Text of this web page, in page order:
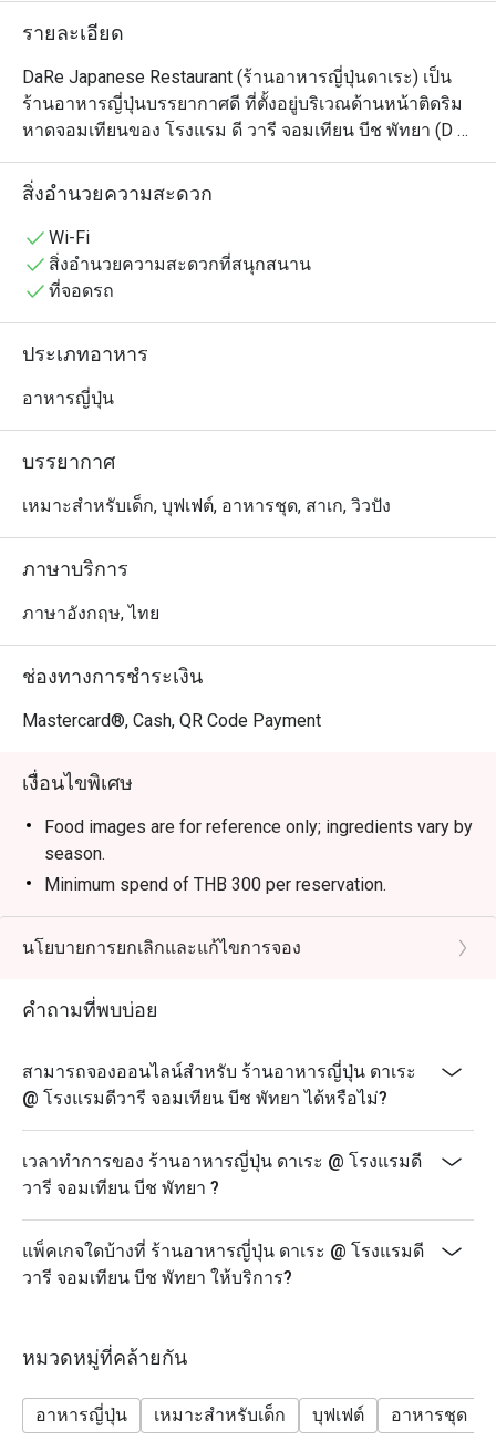
прямо во рту. Рамен тоже чудный.
Адекватные цены — можно
รายละเอียด
DaRe Japanese Restaurant (ร้านอาหารญี่ปุ่นดาเระ) เป็น
ร้านอาหารญี่ปุ่นบรรยากาศดี ที่ตั้งอยู่บริเวณด้านหน้าติดริม
หาดจอมเทียนของ โรงแรม ดี วารี จอมเทียน บีช พัทยา (D
Varee Jomtien Beach Pattaya)
ร้านนี้โดดเด่นด้วยการตกแต่งสไตล์ญี่ปุ่นแบบดั้งเดิมที่เรียบ
สามารถเพลิดเพลินกับการรับประทานอาหารไปพร้อมกับชม
วิวทะเลจอมเทียนได้อย่างสบายอารมณ์
เมนูของร้านมีความหลากหลาย เช่น:
หน้าต่างๆ ไข่ตุ๋น ซุปมิโซะ  ผลไม้สด สลัดผักฯ
ของทางร้าน อร่อยจนหยดสุดท้าย
•	อาหารอื่นๆ ทั้งซูชิ ซาชิมิ กุ้งเทมปุระ ทงคัตสึ หรือเกี๊ยวซ่า
ก็มีให้ครบทุกสไตล์
อาหารญี่ปุ่นริมหาดจอมเทียนที่มีเมนูครบครัน ทั้งแบบทาน
เล่นและจัดเต็มในราคาสบายๆ
สิ่งอำนวยความสะดวก
Wi-Fi
สิ่งอำนวยความสะดวกที่สนุกสนาน
ที่จอดรถ
ประเภทอาหาร
อาหารญี่ปุ่น
บรรยากาศ
เหมาะสำหรับเด็ก, บุฟเฟต์, อาหารชุด, สาเก, วิวปัง
ภาษาบริการ
ภาษาอังกฤษ, ไทย
ช่องทางการชำระเงิน
Mastercard®, Cash, QR Code Payment
เงื่อนไขพิเศษ
Food images are for reference only; ingredients vary by
season.
Minimum spend of THB 300 per reservation.
นโยบายการยกเลิกและแก้ไขการจอง
คำถามที่พบบ่อย
สามารถจองออนไลน์สำหรับ ร้านอาหารญี่ปุ่น ดาเระ
@ โรงแรมดีวารี จอมเทียน บีช พัทยา ได้หรือไม่?
เวลาทำการของ ร้านอาหารญี่ปุ่น ดาเระ @ โรงแรมดี
วารี จอมเทียน บีช พัทยา ?
แพ็คเกจใดบ้างที่ ร้านอาหารญี่ปุ่น ดาเระ @ โรงแรมดี
วารี จอมเทียน บีช พัทยา ให้บริการ?
หมวดหมู่ที่คล้ายกัน
อาหารญี่ปุ่น เหมาะสำหรับเด็ก บุฟเฟต์ อาหารชุด